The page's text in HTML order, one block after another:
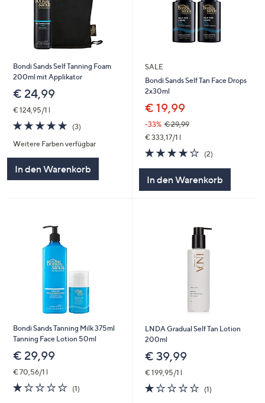
rechts,
um
diese
anzuzeigen.
Bondi Sands Self Tanning Foam
200ml mit Applikator
€ 24,99
€ 124,95/1 l
5.0
von
5
(3)3
Weitere Farben verfügbar
In den Warenkorb
SALE
Bondi Sands Self Tan Face Drops
2x30ml
€ 19,99
-33% € 29,99
€ 333,17/1 l
4.0
von
(2)2
In den Warenkorb
Bondi Sands Tanning Milk 375ml
Tanning Face Lotion 50ml
€ 29,99
€ 70,56/1 l
1.0
von
(1)1
LNDA Gradual Self Tan Lotion
200ml
€ 39,99
€ 199,95/1 l
1.0
von
(1)1